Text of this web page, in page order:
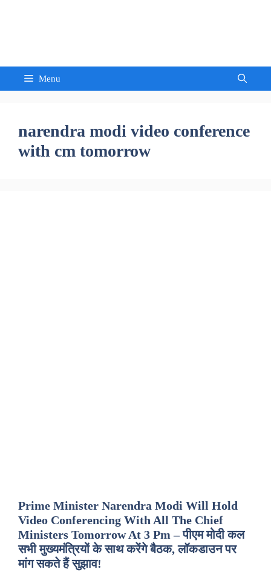
Menu
narendra modi video conference
with cm tomorrow
Prime Minister Narendra Modi Will Hold
Video Conferencing With All The Chief
Ministers Tomorrow At 3 Pm – पीएम मोदी कल
सभी मुख्यमंत्रियों के साथ करेंगे बैठक, लॉकडाउन पर
मांग सकते हैं सुझाव!